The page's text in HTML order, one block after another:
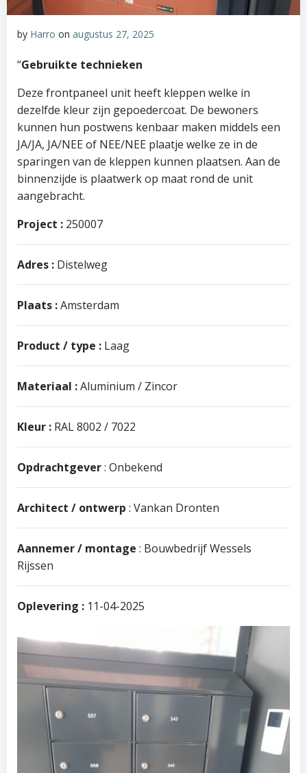
by Harro on augustus 27, 2025
“Gebruikte technieken
Deze frontpaneel unit heeft kleppen welke in
dezelfde kleur zijn gepoedercoat. De bewoners
kunnen hun postwens kenbaar maken middels een
JA/JA, JA/NEE of NEE/NEE plaatje welke ze in de
sparingen van de kleppen kunnen plaatsen. Aan de
binnenzijde is plaatwerk op maat rond de unit
aangebracht.
Project : 250007
Adres : Distelweg
Plaats :Amsterdam
Product / type : Laag
Materiaal :Aluminium / Zincor
Kleur : RAL 8002 / 7022
Opdrachtgever: Onbekend
Architect / ontwerp : Vankan Dronten
Aannemer / montage : Bouwbedrijf Wessels
Rijssen
Oplevering : 11-04-2025